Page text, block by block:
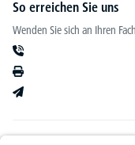
So erreichen Sie uns
Wenden Sie sich an Ihren